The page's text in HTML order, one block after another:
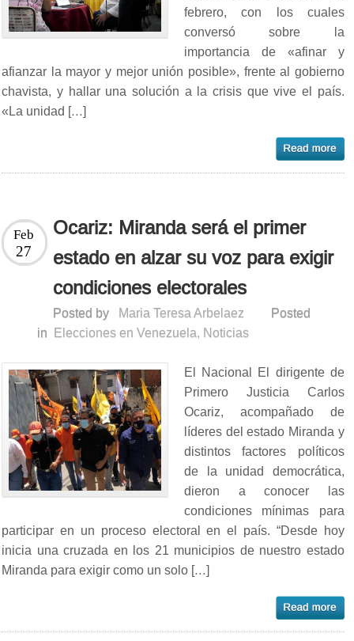
febrero, con los cuales
conversó sobre la
importancia de «afinar y
afianzar la mayor y mejor unión posible», frente al gobierno
chavista, y hallar una solución a la crisis que vive el país.
«La unidad […]
Ocariz: Miranda será el primer
estado en alzar su voz para exigir
condiciones electorales
Feb
27
Posted by Maria Teresa Arbelaez
Posted
in
Elecciones en Venezuela, Noticias
El Nacional El dirigente de
Primero Justicia Carlos
Ocariz, acompañado de
líderes del estado Miranda y
distintos factores políticos
de la unidad democrática,
dieron a conocer las
condiciones mínimas para
participar en un proceso electoral en el país. “Desde hoy
inicia una cruzada en los 21 municipios de nuestro estado
Miranda para exigir como un solo […]